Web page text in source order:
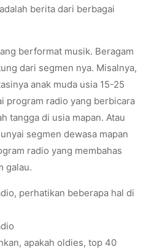
berita dari berbagai
berformat musik. Beragam
dari segmen nya. Misalnya,
anak muda usia 15-25
program radio yang berbicara
tangga di usia mapan. Atau
segmen dewasa mapan
radio yang membahas
galau.
perhatikan beberapa hal di
apakah oldies, top 40